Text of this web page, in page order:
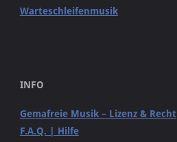
Warteschleifenmusik
INFO
Gemafreie Musik – Lizenz & Recht
F.A.Q. | Hilfe